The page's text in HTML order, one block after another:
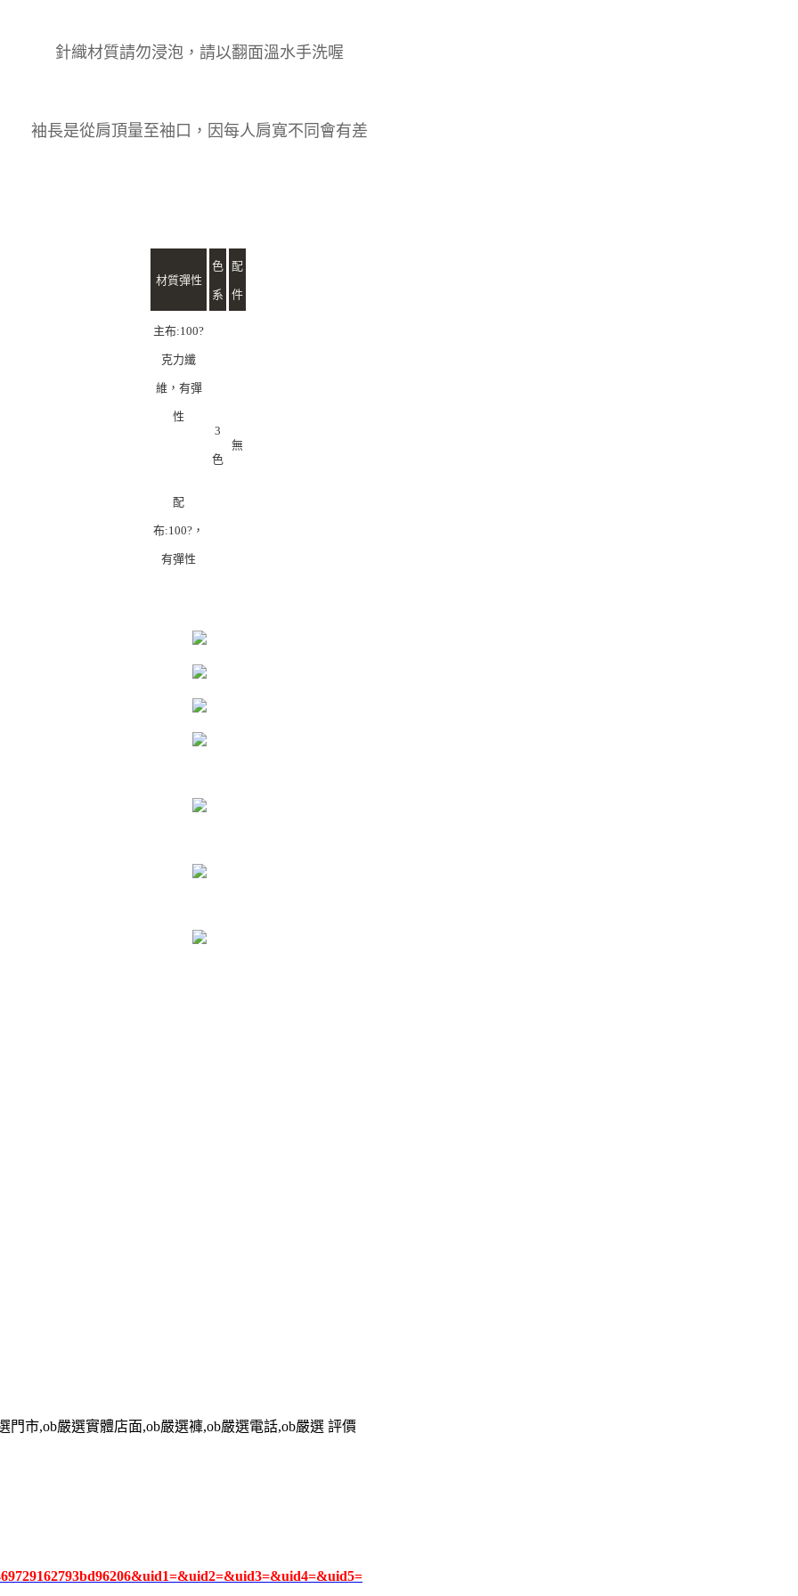
針織材質請勿浸泡，請以翻面溫水手洗喔
袖長是從肩頂量至袖口，因每人肩寬不同會有差
材質彈性
色
系
配
件
主布:100?
克力纖
維，有彈
性
配
布:100?，
有彈性
3
色
無
門市,ob嚴選實體店面,ob嚴選褲,ob嚴選電話,ob嚴選 評價